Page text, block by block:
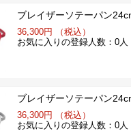
ブレイザーソテーパン
36,300円 （税込）
お気に入りの登録人数：0人
ブレイザーソテーパン
36,300円 （税込）
お気に入りの登録人数：0人